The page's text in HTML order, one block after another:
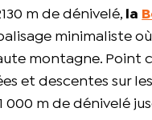
m de dénivelé,
la
minimaliste
montagne. Point
et descentes sur
000 m de dénivelé